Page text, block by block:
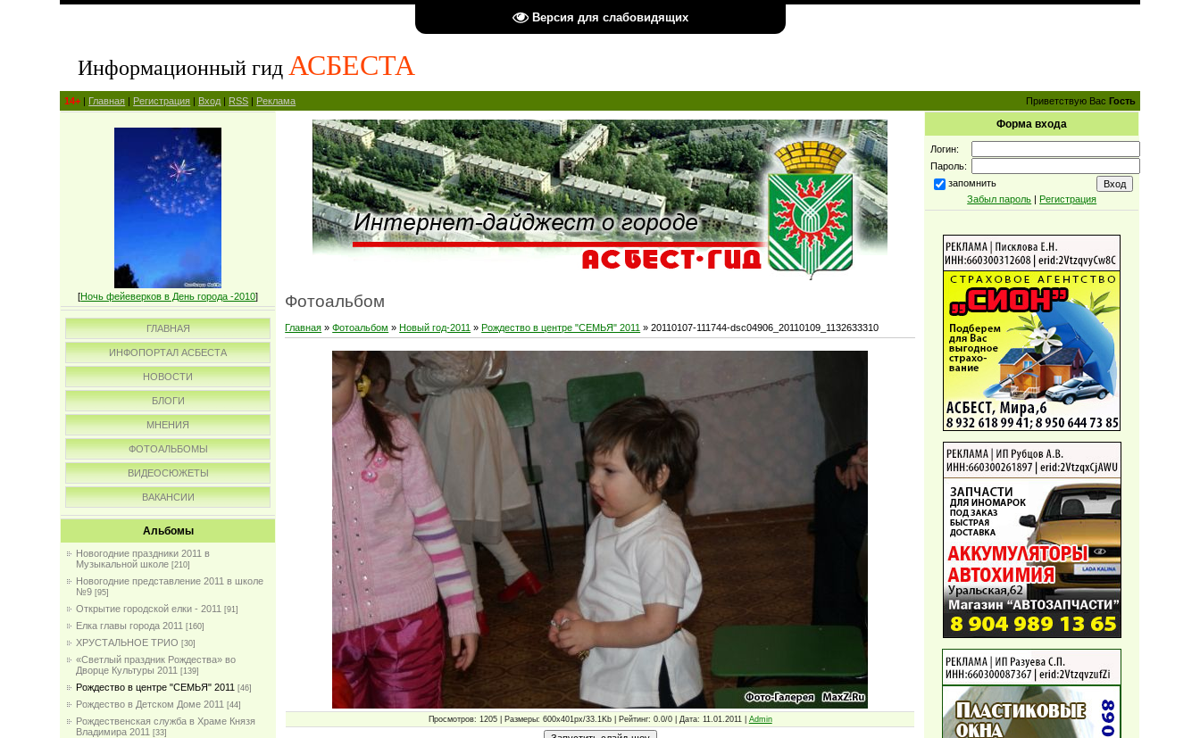
Версия для слабовидящих
Информационный гид АСБЕСТА
14+ | Главная | Регистрация | Вход | RSS | Реклама Приветствую Вас Гость
[Ночь фейеверков в День города -2010]
ГЛАВНАЯ
ИНФОПОРТАЛ АСБЕСТА
НОВОСТИ
БЛОГИ
МНЕНИЯ
ФОТОАЛЬБОМЫ
ВИДЕОСЮЖЕТЫ
ВАКАНСИИ
Альбомы
Новогодние праздники 2011 в
Музыкальной школе [210]
Новогодние представление 2011 в школе
№9 [95]
Открытие городской елки - 2011 [91]
Елка главы города 2011 [160]
ХРУСТАЛЬНОЕ ТРИО [30]
«Светлый праздник Рождества» во
Дворце Культуры 2011 [139]
Рождество в центре "СЕМЬЯ" 2011 [46]
Рождество в Детском Доме 2011 [44]
Рождественская служба в Храме Князя
Владимира 2011 [33]
Фотоальбом
Главная »Фотоальбом »Новый год-2011 »Рождество в центре "СЕМЬЯ" 2011 » 20110107-111744-dsc04906_20110109_1132633310
Просмотров: 1205 | Размеры: 600x401px/33.1Kb | Рейтинг: 0.0/0 | Дата: 11.01.2011 | Admin
Форма входа
Логин:
Пароль:
запомнить
Забыл пароль | Регистрация